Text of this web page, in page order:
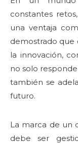
constantes
una ventaja
demostrado que
la innovación,
no solo
también se
futuro.
La marca de un
debe ser